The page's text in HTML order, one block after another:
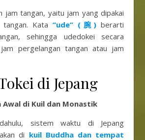
jam tangan, yaitu jam yang dipakai
Kata “ude” (腕)berarti
sehingga udedokei secara
pergelangan tangan atau jam
di Jepang
Awal di Kuil dan Monastik
sistem waktu di Jepang
di kuil Buddha dan tempat